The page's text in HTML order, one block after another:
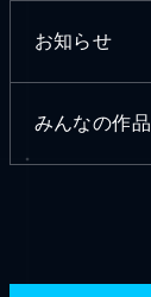
お知らせ
みんなの作品